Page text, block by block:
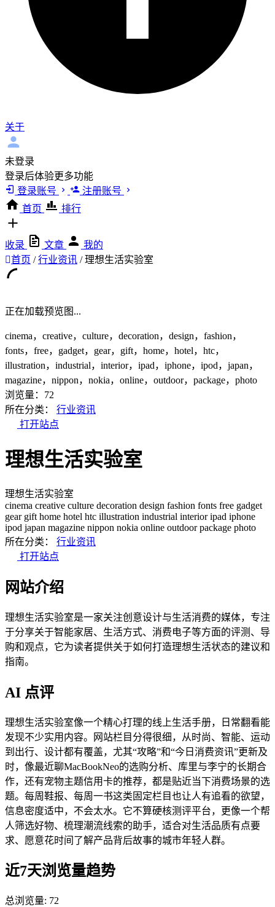
关于
未登录
登录后体验更多功能
登录账号
注册账号
首页
排行
收录 文章
我的
首页 / 行业资讯 / 理想生活实验室
正在加载预览图...
cinema，creative，culture，decoration，design，fashion，
fonts，free，gadget，gear，gift，home，hotel，htc，
illustration，industrial，interior，ipad，iphone，ipod，japan，
magazine，nippon，nokia，online，outdoor，package，photo
浏览量：72
所在分类：
行业资讯
打开站点
理想生活实验室
理想生活实验室
cinema creative culture decoration design fashion fonts free gadget
gear gift home hotel htc illustration industrial interior ipad iphone
ipod japan magazine nippon nokia online outdoor package photo
所在分类：
行业资讯
打开站点
网站介绍
理想生活实验室是一家关注创意设计与生活消费的媒体，专注
于分享关于智能家居、生活方式、消费电子等方面的评测、导
购和观点，它为读者提供关于如何打造理想生活状态的建议和
指南。
AI 点评
理想生活实验室像一个精心打理的线上生活手册，日常翻看能
发现不少实用内容。网站栏目分得很细，从时尚、智能、运动
到出行、设计都有覆盖，尤其“攻略”和“今日消费资讯”更新及
时，像最近聊MacBookNeo的选购分析、库里与李宁的长期合
作，还有宠物主题信用卡的推荐，都是贴近当下消费场景的选
题。每周鞋报、每周一书这类固定栏目也让人有追看的欲望，
信息密度适中，不会太水。它不算硬核测评平台，更像一个帮
人筛选好物、梳理潮流线索的助手，适合对生活品质有点要
求、愿意花时间了解产品背后故事的城市年轻人群。
近7天浏览量趋势
总浏览量: 72